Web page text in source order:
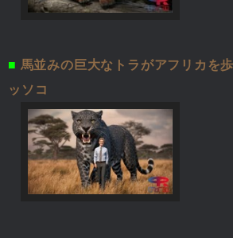
■ 馬並みの巨大なトラがアフリカを
ッソコ